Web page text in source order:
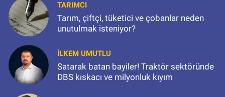
TARIMCI
Tarım, çiftçi, tüketici ve çobanlar neden
unutulmak isteniyor?
İLKEM UMUTLU
Satarak batan bayiler! Traktör sektöründe
DBS kıskacı ve milyonluk kıyım